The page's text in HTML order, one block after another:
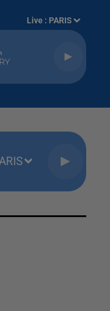
Live : PARIS